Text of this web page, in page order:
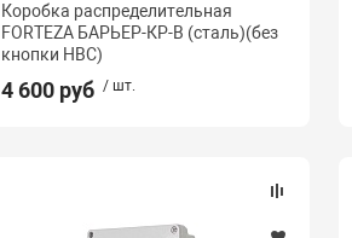
Коробка распределительная
FORTEZA БАРЬЕР-КР-В (сталь)(без
кнопки НВС)
4 600 руб / шт.